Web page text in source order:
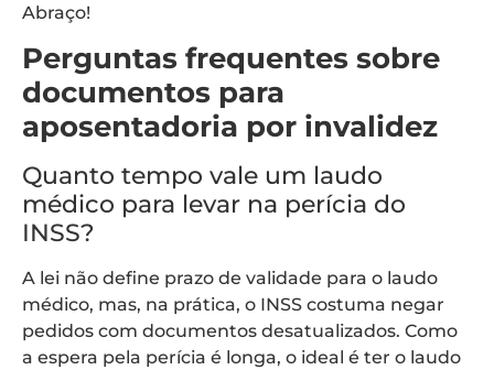
Abraço!
Perguntas frequentes sobre
documentos para
aposentadoria por invalidez
Quanto tempo vale um laudo
médico para levar na perícia do
INSS?
A lei não define prazo de validade para o laudo
médico, mas, na prática, o INSS costuma negar
pedidos com documentos desatualizados. Como
a espera pela perícia é longa, o ideal é ter o laudo